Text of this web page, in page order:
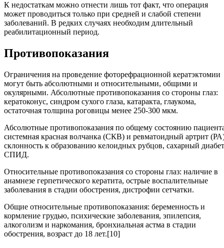
К недостаткам можно отнести лишь тот факт, что операция
может проводиться только при средней и слабой степени
заболеваний. В редких случаях необходим длительный
реабилитационный период.
Противопоказания
Ограничения на проведение фоторефрационной кератэктомии
могут быть абсолютными и относительными, общими и
окулярными. Абсолютные противопоказания со стороны глаз:
кератоконус, синдром сухого глаза, катаракта, глаукома,
остаточная толщина роговицы менее 250-300 мкм.
Абсолютные противопоказания по общему состоянию
системная красная волчанка (СКВ) и ревматоидный артрит
склонность к образованию келоидных рубцов, сахарный
СПИД.
Относительные противопоказания со стороны глаз: наличие в
анамнезе герпетического кератита, острые воспалительные
заболевания в стадии обострения, дистрофии сетчатки.
Общие относительные противопоказания: беременность и
кормление грудью, психические заболевания, эпилепсия,
алкоголизм и наркомания, бронхиальная астма в стадии
обострения, возраст до 18 лет.[10]